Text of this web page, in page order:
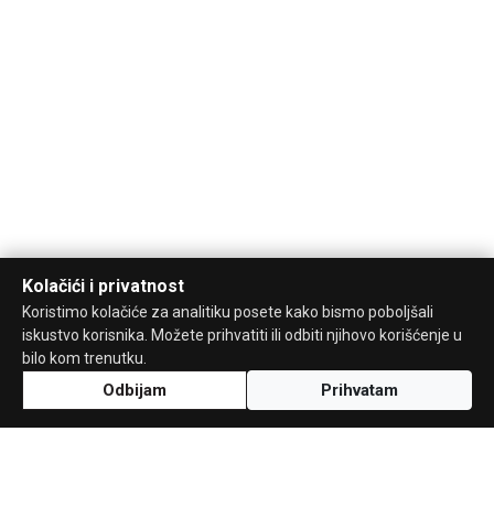
Kolačići i privatnost
Koristimo kolačiće za analitiku posete kako bismo poboljšali
iskustvo korisnika. Možete prihvatiti ili odbiti njihovo korišćenje u
bilo kom trenutku.
Odbijam Prihvatam